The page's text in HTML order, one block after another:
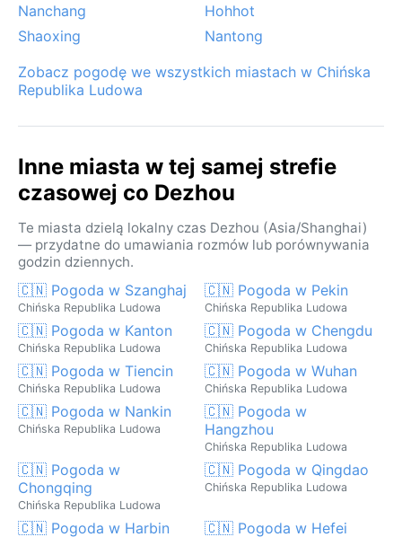
Nanchang
Hohhot
Shaoxing
Nantong
Zobacz pogodę we wszystkich miastach w Chińska
Republika Ludowa
Inne miasta w tej samej strefie
czasowej co Dezhou
Te miasta dzielą lokalny czas Dezhou (Asia/Shanghai)
— przydatne do umawiania rozmów lub porównywania
godzin dziennych.
🇨🇳 Pogoda w Szanghaj
Chińska Republika Ludowa
🇨🇳 Pogoda w Pekin
Chińska Republika Ludowa
🇨🇳 Pogoda w Kanton
Chińska Republika Ludowa
🇨🇳 Pogoda w Chengdu
Chińska Republika Ludowa
🇨🇳 Pogoda w Tiencin
Chińska Republika Ludowa
🇨🇳 Pogoda w Wuhan
Chińska Republika Ludowa
🇨🇳 Pogoda w Nankin
Chińska Republika Ludowa
🇨🇳 Pogoda w
Hangzhou
Chińska Republika Ludowa
🇨🇳 Pogoda w
Chongqing
Chińska Republika Ludowa
🇨🇳 Pogoda w Qingdao
Chińska Republika Ludowa
🇨🇳 Pogoda w Harbin 🇨🇳 Pogoda w Hefei